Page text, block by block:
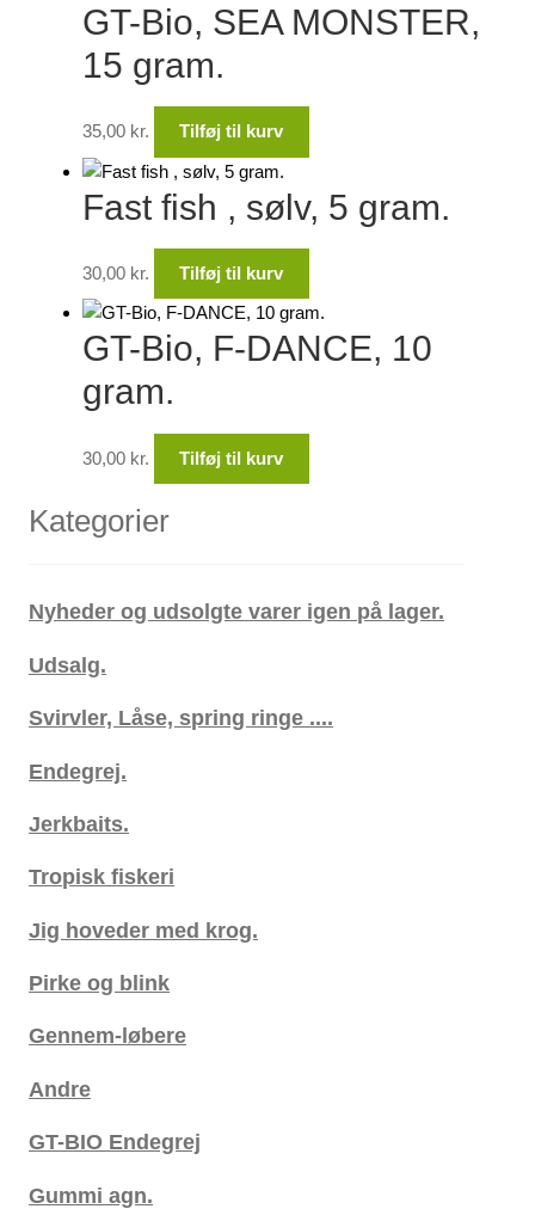
GT-Bio, SEA MONSTER,
15 gram.
35,00 kr. Tilføj til kurv
Fast fish , sølv, 5 gram.
30,00 kr. Tilføj til kurv
GT-Bio, F-DANCE, 10
gram.
30,00 kr. Tilføj til kurv
Kategorier
Nyheder og udsolgte varer igen på lager.
Udsalg.
Svirvler, Låse, spring ringe ....
Endegrej.
Jerkbaits.
Tropisk fiskeri
Jig hoveder med krog.
Pirke og blink
Gennem-løbere
Andre
GT-BIO Endegrej
Gummi agn.